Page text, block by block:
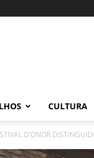
Trás-
e
Alto
CULTURA
D’ONOR